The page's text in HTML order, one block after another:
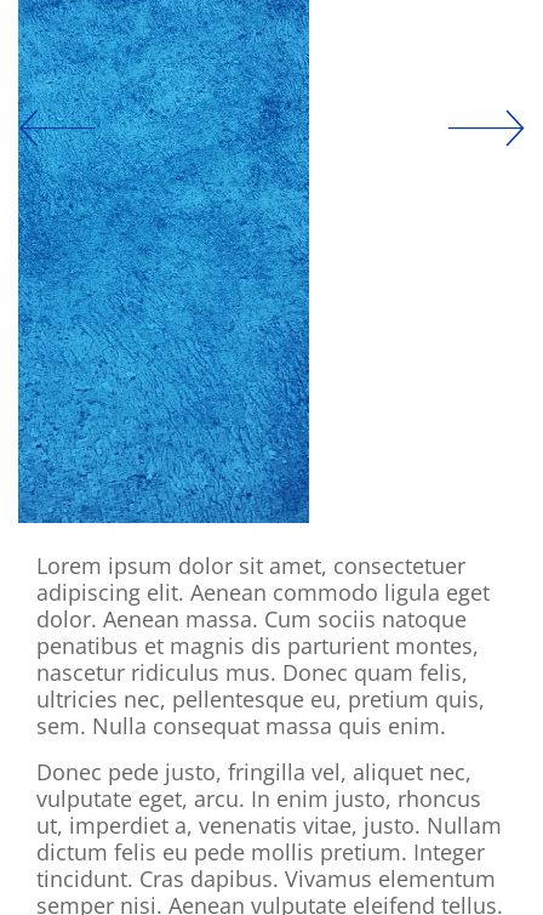
Lorem ipsum dolor sit amet, consectetuer
adipiscing elit. Aenean commodo ligula eget
dolor. Aenean massa. Cum sociis natoque
penatibus et magnis dis parturient montes,
nascetur ridiculus mus. Donec quam felis,
ultricies nec, pellentesque eu, pretium quis,
sem. Nulla consequat massa quis enim.
Donec pede justo, fringilla vel, aliquet nec,
vulputate eget, arcu. In enim justo, rhoncus
ut, imperdiet a, venenatis vitae, justo. Nullam
dictum felis eu pede mollis pretium. Integer
tincidunt. Cras dapibus. Vivamus elementum
semper nisi. Aenean vulputate eleifend tellus.